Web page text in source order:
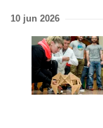
10 jun 2026